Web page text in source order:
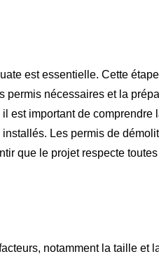
est essentielle. Cette
permis nécessaires et la
est important de comprendre
Les permis de
que le projet respecte
notamment la taille et